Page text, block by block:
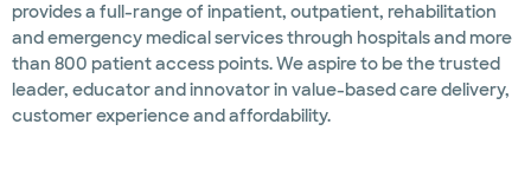
provides a full-range of inpatient, outpatient, rehabilitation
and emergency medical services through hospitals and more
than 800 patient access points. We aspire to be the trusted
leader, educator and innovator in value-based care delivery,
customer experience and affordability.